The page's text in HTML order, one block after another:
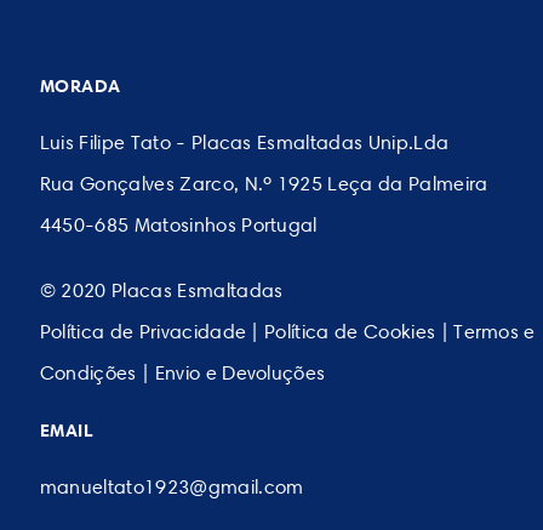
MORADA
Luis Filipe Tato - Placas Esmaltadas Unip.Lda
Rua Gonçalves Zarco, N.º 1925 Leça da Palmeira
4450-685 Matosinhos Portugal
© 2020 Placas Esmaltadas
Política de Privacidade
Política de Cookies |Termos e
Condições
Envio e Devoluções
EMAIL
manueltato1923@gmail.com